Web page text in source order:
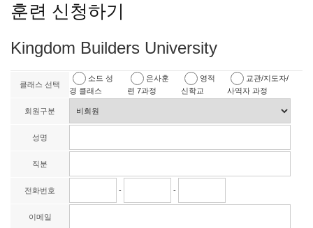
훈련 신청하기
Kingdom Builders University
클래스 선택
소드 성
경 클래스
은사훈
련 7과정
영적
신학교
교관/지도자/
사역자 과정
회원구분
성명
직분
전화번호 - -
이메일